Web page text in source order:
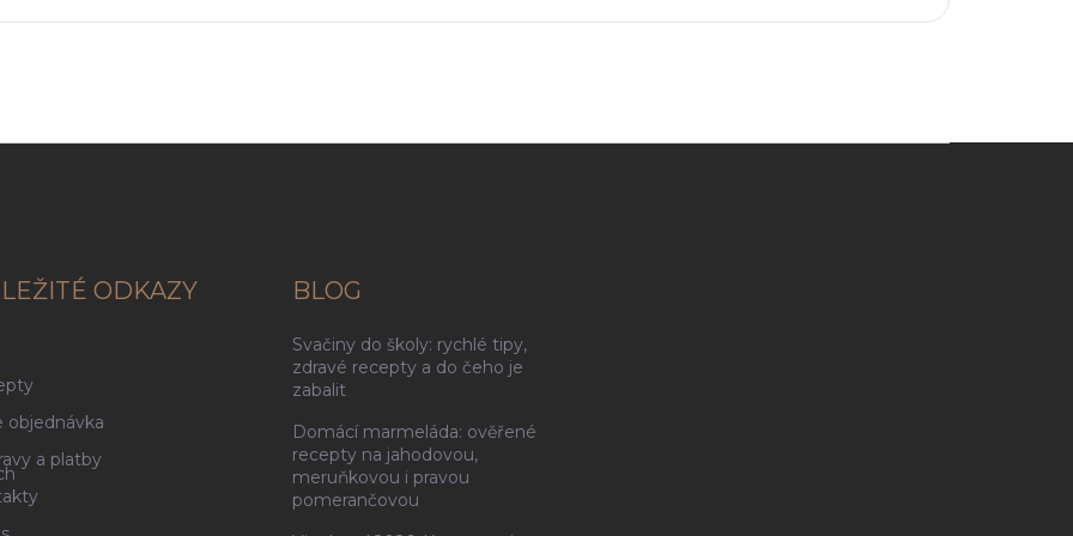
ODKAZY
objednávka
a platby
BLOG
Svačiny do školy: rychlé tipy,
zdravé recepty a do čeho je
zabalit
Domácí marmeláda: ověřené
recepty na jahodovou,
meruňkovou i pravou
pomerančovou